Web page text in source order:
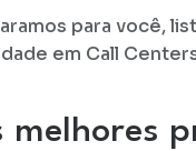
para você,
em Call
melhores